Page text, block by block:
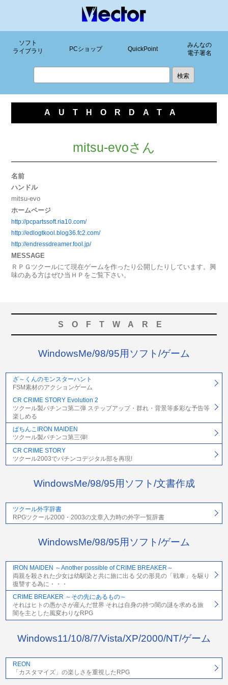
ソフト
ライブラリ
PCショップ QuickPoint
みんなの
電子署名
AUTHORDATA
mitsu-evoさん
名前
ハンドル
mitsu-evo
ホームページ
http://pcpartssoft.ria10.com/
http://edlogtkool.blog36.fc2.com/
http://endressdreamer.fool.jp/
MESSAGE
ＲＰＧツクールにて現在ゲームを作ったり公開したりしています。興
味のある方はぜひ当ＨＰをご覧下さい。
SOFTWARE
WindowsMe/98/95用ソフト/ゲーム
ざ～くんのモンスターハント
FSM素材のアクションゲーム
CR CRIME STORY Evolution 2
ツクール製パチンコ第二弾 ステップアップ・群れ・背景等多彩な予告等
楽しめる
ぱちんこIRON MAIDEN
ツクール製パチンコ第三弾!
CR CRIME STORY
ツクール2003でパチンコデジタル部を再現!
WindowsMe/98/95用ソフト/文書作成
ツクール外字辞書
RPGツクール2000・2003の文章入力時の外字一覧辞書
WindowsMe/98/95用ソフト/ゲーム
IRON MAIDEN ～Another possible of CRIME BREAKER～
両親を殺された少女は幼馴染と共に旅に出る 父の形見の「戦車」を駆り
復讐する為に・・・
CRIME BREAKER ～その先にあるもの～
それはヒトの愚かさが産んだ世界 それは自身の持つ闇の謎を求める旅
闇を主とした風変わりなRPG
Windows11/10/8/7/Vista/XP/2000/NT/ゲーム
REON
「カスタマイズ」の楽しさを重視したRPG